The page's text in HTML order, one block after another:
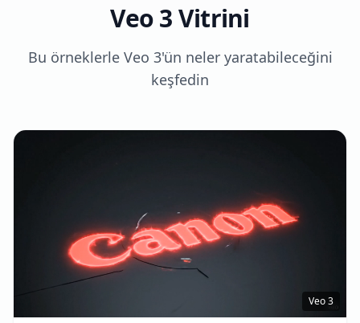
Veo 3 Vitrini
Bu örneklerle Veo 3'ün neler yaratabileceğini
keşfedin
Veo 3